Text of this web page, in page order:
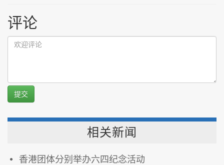
评论
提交
相关新闻
香港团体分别举办六四纪念活动